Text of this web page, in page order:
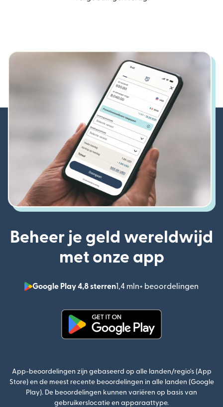
Beheer je geld wereldwijd
met onze app
Google Play 4,8 sterren1,4 mln+ beoordelingen
App-beoordelingen zijn gebaseerd op alle landen/regio's (App
Store) en de meest recente beoordelingen in alle landen (Google
Play). De beoordelingen kunnen variëren op basis van
gebruikerslocatie en apparaattype.